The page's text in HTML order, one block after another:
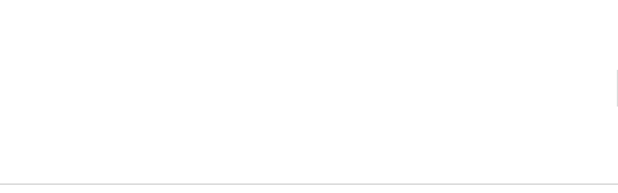
Web Hosting Services to Make Your Joomla! Site LIVE